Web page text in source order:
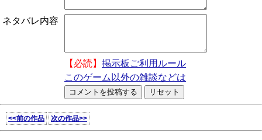
ネタバレ内容
【必読】 掲示板ご利用ルール
このゲーム以外の雑談などは
<<前の作品 次の作品>>